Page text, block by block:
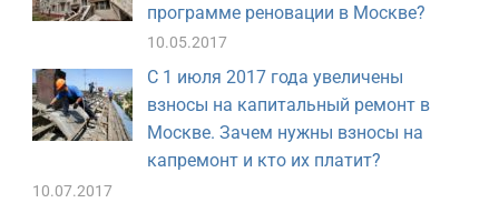
программе реновации в Москве?
10.05.2017
С 1 июля 2017 года увеличены
взносы на капитальный ремонт в
Москве. Зачем нужны взносы на
капремонт и кто их платит?
10.07.2017